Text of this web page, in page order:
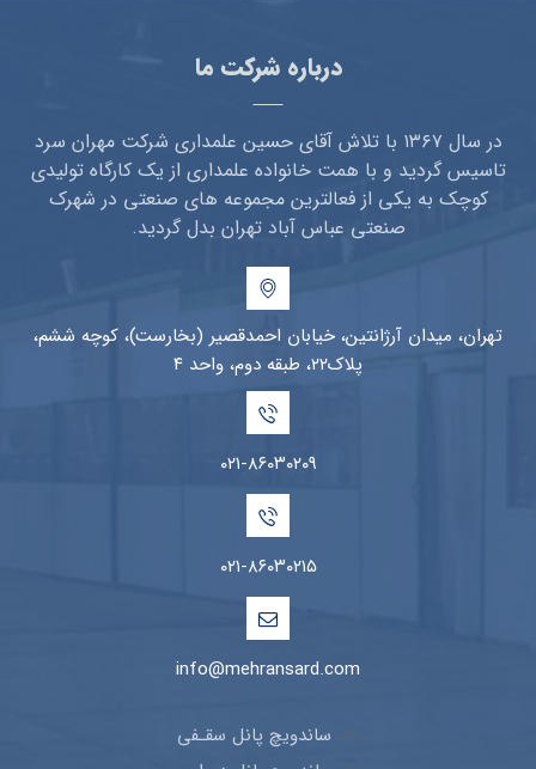
درباره شرکت ما
در سال ۱۳۶۷ با تلاش آقای حسین علمداری شرکت مهران سرد
تاسیس گردید و با همت خانواده علمداری از یک کارگاه تولیدی
کوچک به یکی از فعالترین مجموعه های صنعتی در شهرک
صنعتی عباس آباد تهران بدل گردید.
تهران، میدان آرژانتین، خیابان احمدقصیر (بخارست)، کوچه ششم،
پلاک۲۲، طبقه دوم، واحد ۴
۰۲۱-۸۶۰۳۰۲۰۹
۰۲۱-۸۶۰۳۰۲۱۵
info@mehransard.com
ساندویچ پانل سقـفی